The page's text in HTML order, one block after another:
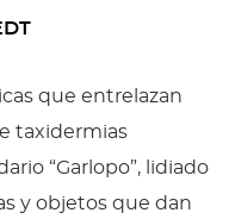
que entrelazan
taxidermias
“Garlopo”, lidiado
y objetos que dan